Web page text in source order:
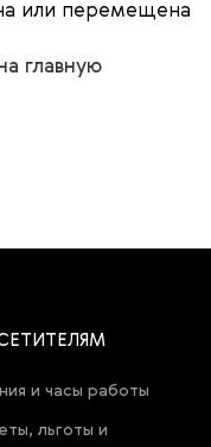
или перемещена
главную
и часы работы
льготы и